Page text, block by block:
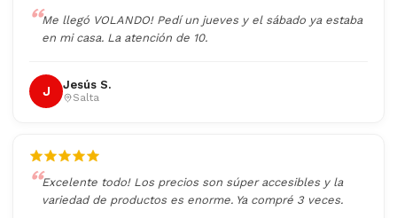
Me llegó VOLANDO! Pedí un jueves y el sábado ya estaba
en mi casa. La atención de 10.
J Jesús S.
Salta
Excelente todo! Los precios son súper accesibles y la
variedad de productos es enorme. Ya compré 3 veces.